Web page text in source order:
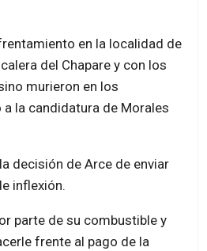
en la localidad de
del Chapare y con los
murieron en los
la candidatura de Morales
decisión de Arce de enviar
inflexión.
parte de su combustible y
frente al pago de la